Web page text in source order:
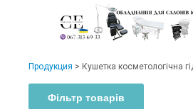
Продукция > Кушетка косметологічна
Фільтр товарів